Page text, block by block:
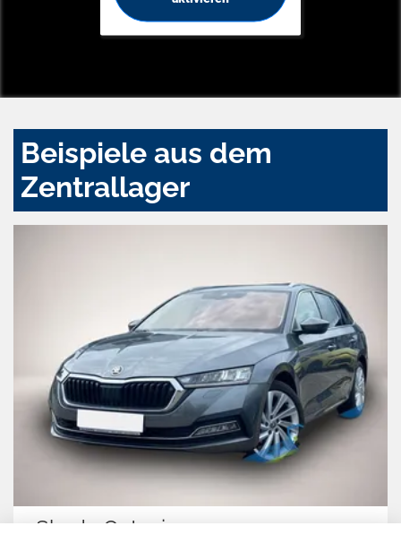
Beispiele aus dem
Zentrallager
Hyundai IONIQ 5